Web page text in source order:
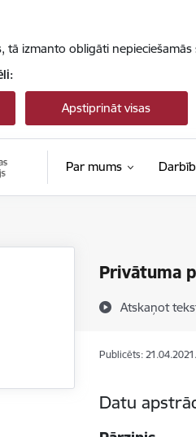
tā izmanto obligāti
Apstiprināt visas
Par mums
Privātuma
Atskaņot
Publicēts: 21.04.2021.
Datu